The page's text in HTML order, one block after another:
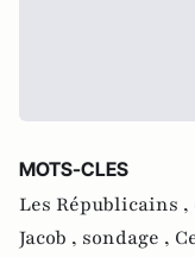
MOTS-CLES
Les Républicains ,
Jacob , sondage ,